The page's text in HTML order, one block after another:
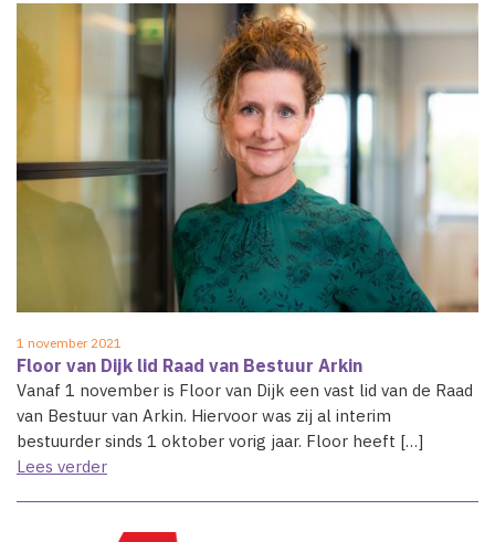
1 november 2021
Floor van Dijk lid Raad van Bestuur Arkin
Vanaf 1 november is Floor van Dijk een vast lid van de Raad
van Bestuur van Arkin. Hiervoor was zij al interim
bestuurder sinds 1 oktober vorig jaar. Floor heeft […]
Lees verder